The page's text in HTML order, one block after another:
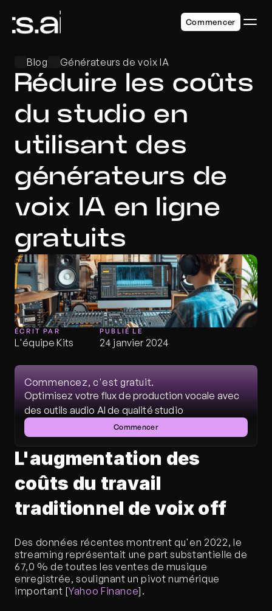
Blog Générateurs de voix IA
Réduire les coûts
du studio en
utilisant des
générateurs de
voix IA en ligne
gratuits
ÉCRIT PAR
L'équipe Kits
PUBLIÉ LE
24 janvier 2024
L'augmentation des
coûts du travail
traditionnel de voix off
Des données récentes montrent qu'en 2022, le
streaming représentait une part substantielle de
67,0 % de toutes les ventes de musique
enregistrée, soulignant un pivot numérique
important [Yahoo Finance].
Commencez, c'est gratuit.
Optimisez votre flux de production vocale avec
des outils audio AI de qualité studio
Commencer
Commencer